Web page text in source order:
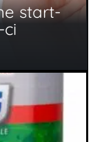
start-